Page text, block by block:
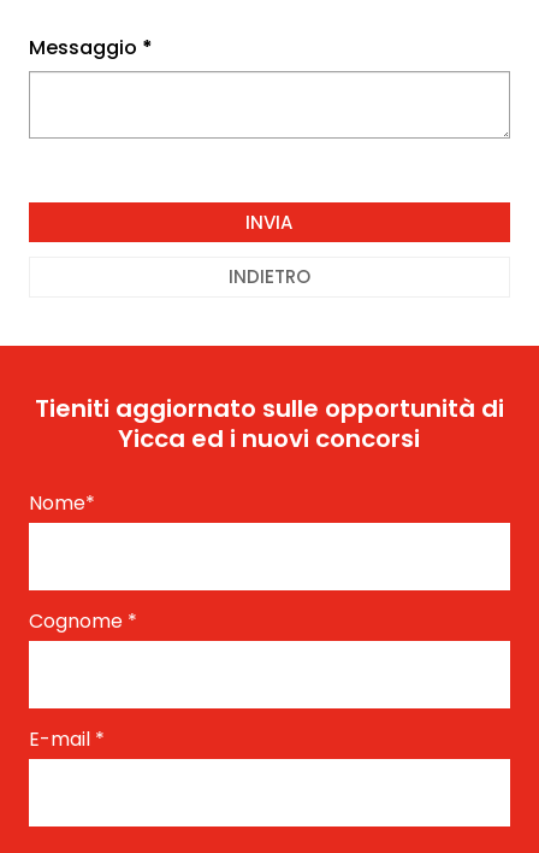
Messaggio *
INDIETRO
Tieniti aggiornato sulle opportunità di
Yicca ed i nuovi concorsi
Nome*
Cognome *
E-mail *